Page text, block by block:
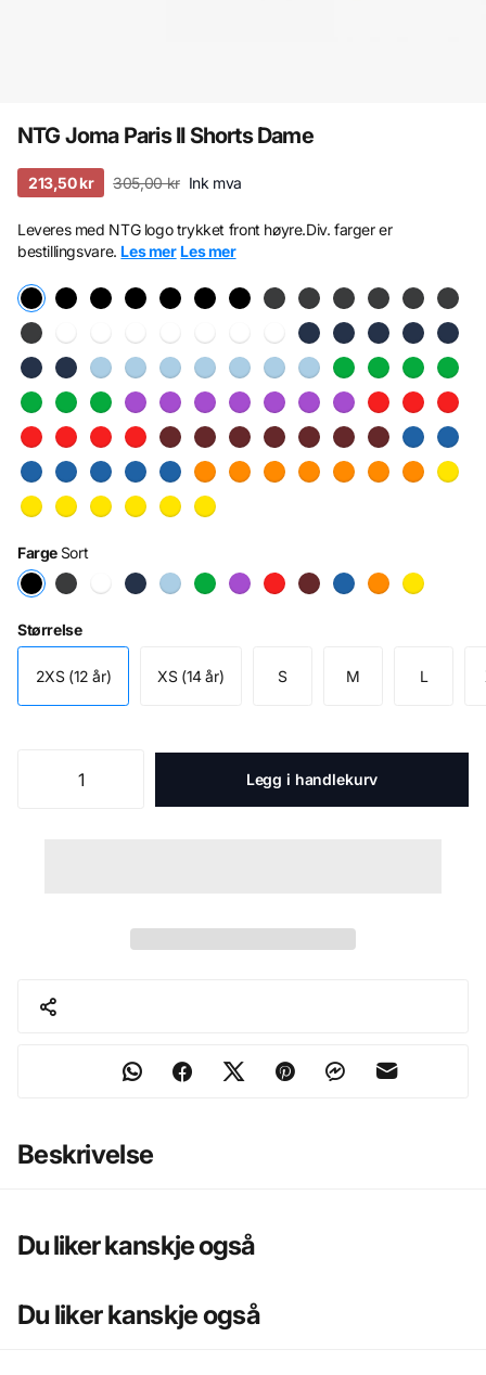
NTG Joma Paris II Shorts Dame
213,50 kr 305,00 kr Ink mva
Leveres med NTG logo trykket front høyre.Div. farger er
bestillingsvare. Les mer Les mer
Farge Sort
Størrelse
2XS (12 år) XS (14 år) S M L
Legg i handlekurv
Beskrivelse
Du liker kanskje også
Du liker kanskje også